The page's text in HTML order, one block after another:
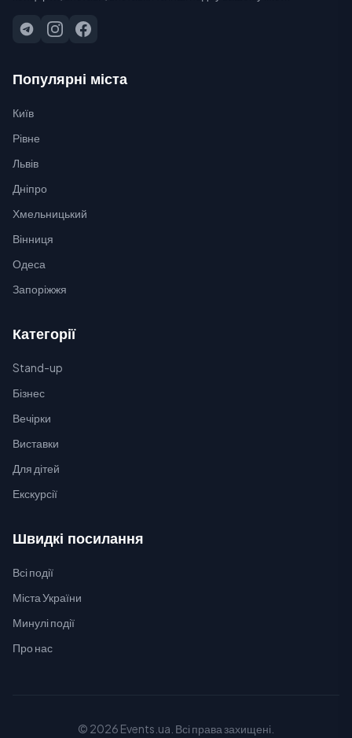
Популярні міста
Київ
Рівне
Львів
Дніпро
Хмельницький
Вінниця
Одеса
Запоріжжя
Категорії
Stand-up
Бізнес
Вечірки
Виставки
Для дітей
Екскурсії
Швидкі посилання
Всі події
Міста України
Минулі події
Про нас
© 2026 Events.ua. Всі права захищені.